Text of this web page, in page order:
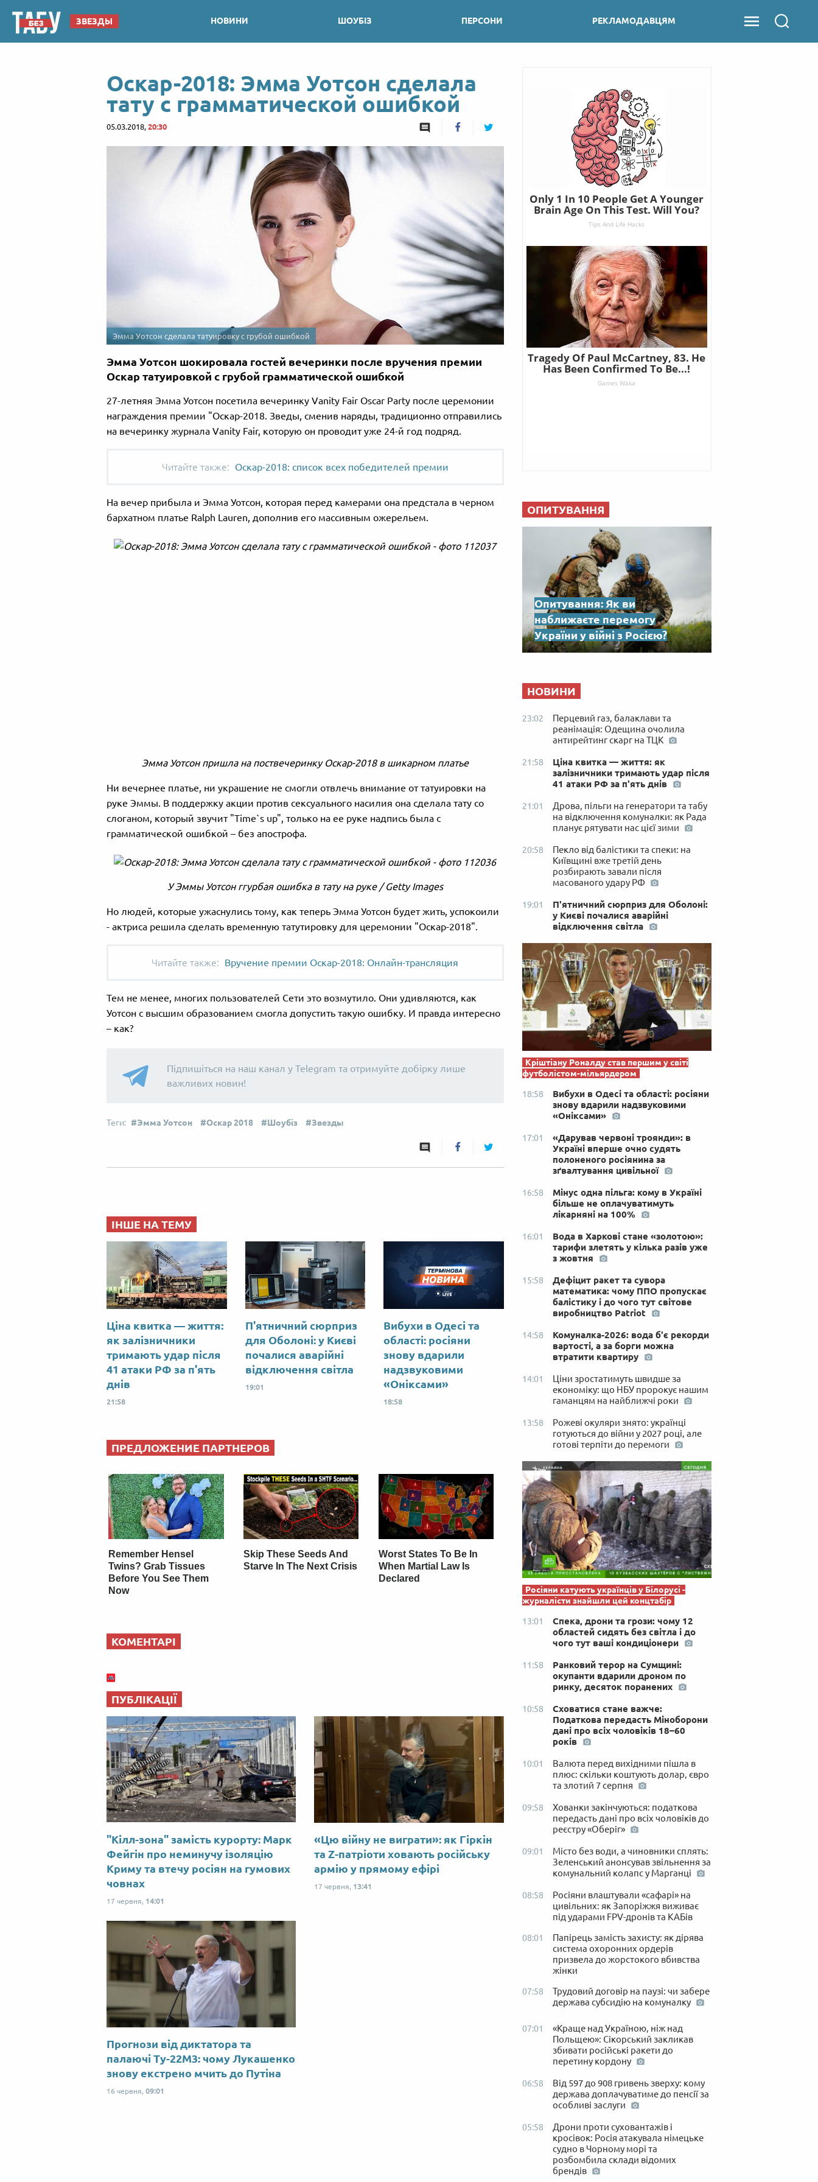
ЗВЕЗДЫ НОВИНИ ШОУБІЗ ПЕРСОНИ РЕКЛАМОДАВЦЯМ
Оскар-2018: Эмма Уотсон сделала
тату с грамматической ошибкой
05.03.2018, 20:30
Эмма Уотсон сделала татуировку с грубой ошибкой
Эмма Уотсон шокировала гостей вечеринки после вручения премии
Оскар татуировкой с грубой грамматической ошибкой
27-летняя Эмма Уотсон посетила вечеринку Vanity Fair Oscar Party после церемонии
награждения премии "Оскар-2018. Зведы, сменив наряды, традиционно отправились
на вечеринку журнала Vanity Fair, которую он проводит уже 24-й год подряд.
Оскар-2018: список всех победителей премии
На вечер прибыла и Эмма Уотсон, которая перед камерами она предстала в черном
бархатном платье Ralph Lauren, дополнив его массивным ожерельем.
Эмма Уотсон пришла на поствечеринку Оскар-2018 в шикарном платье
Ни вечернее платье, ни украшение не смогли отвлечь внимание от татуировки на
руке Эммы. В поддержку акции против сексуального насилия она сделала тату со
слоганом, который звучит "Time`s up", только на ее руке надпись была с
грамматической ошибкой – без апострофа.
У Эммы Уотсон ггурбая ошибка в тату на руке / Getty Images
Но людей, которые ужаснулись тому, как теперь Эмма Уотсон будет жить, успокоили
- актриса решила сделать временную татутировку для церемонии "Оскар-2018".
Вручение премии Оскар-2018: Онлайн-трансляция
Тем не менее, многих пользователей Сети это возмутило. Они удивляются, как
Уотсон с высшим образованием смогла допустить такую ошибку. И правда интересно
– как?
Підпишіться на наш канал у Telegram та отримуйте добірку лише
важливих новин!
Эмма Уотсон Оскар 2018 Шоубіз Звезды
ІНШЕ НА ТЕМУ
Ціна квитка — життя:
як залізничники
тримають удар після
41 атаки РФ за п'ять
днів
21:58
П'ятничний сюрприз
для Оболоні: у Києві
почалися аварійні
відключення світла
19:01
Вибухи в Одесі та
області: росіяни
знову вдарили
надзвуковими
«Оніксами»
18:58
ПРЕДЛОЖЕНИЕ ПАРТНЕРОВ
Remember Hensel
Twins? Grab Tissues
Before You See Them
Now
Skip These Seeds And
Starve In The Next Crisis
Worst States To Be In
When Martial Law Is
Declared
КОМЕНТАРІ
ПУБЛІКАЦІЇ
"Кілл-зона" замість курорту: Марк
Фейгін про неминучу ізоляцію
Криму та втечу росіян на гумових
човнах
17 червня, 14:01
«Цю війну не виграти»: як Гіркін
та Z-патріоти ховають російську
армію у прямому ефірі
17 червня, 13:41
Прогнози від диктатора та
палаючі Ту-22М3: чому Лукашенко
знову екстрено мчить до Путіна
16 червня, 09:01
ОПИТУВАННЯ
Опитування: Як ви
наближаєте перемогу
України у війні з Росією?
НОВИНИ
23:02
Перцевий газ, балаклави та
реанімація: Одещина очолила
антирейтинг скарг на ТЦК
21:58
Ціна квитка — життя: як
залізничники тримають удар після
41 атаки РФ за п'ять днів
21:01
Дрова, пільги на генератори та табу
на відключення комуналки: як Рада
планує рятувати нас цієї зими
20:58
Пекло від балістики та спеки: на
Київщині вже третій день
розбирають завали після
масованого удару РФ
19:01
П'ятничний сюрприз для Оболоні:
у Києві почалися аварійні
відключення світла
Кріштіану Роналду став першим у світі
футболістом-мільярдером
18:58
Вибухи в Одесі та області: росіяни
знову вдарили надзвуковими
«Оніксами»
17:01
«Дарував червоні троянди»: в
Україні вперше очно судять
полоненого росіянина за
зґвалтування цивільної
16:58
Мінус одна пільга: кому в Україні
більше не оплачуватимуть
лікарняні на 100%
16:01
Вода в Харкові стане «золотою»:
тарифи злетять у кілька разів уже
з жовтня
15:58
Дефіцит ракет та сувора
математика: чому ППО пропускає
балістику і до чого тут світове
виробництво Patriot
14:58
Комуналка-2026: вода б'є рекорди
вартості, а за борги можна
втратити квартиру
14:01
Ціни зростатимуть швидше за
економіку: що НБУ пророкує нашим
гаманцям на найближчі роки
13:58
Рожеві окуляри знято: українці
готуються до війни у 2027 році, але
готові терпіти до перемоги
Росіяни катують українців у Білорусі -
журналісти знайшли цей концтабір
13:01
Спека, дрони та грози: чому 12
областей сидять без світла і до
чого тут ваші кондиціонери
11:58
Ранковий терор на Сумщині:
окупанти вдарили дроном по
ринку, десяток поранених
10:58
Сховатися стане важче:
Податкова передасть Міноборони
дані про всіх чоловіків 18–60
років
10:01
Валюта перед вихідними пішла в
плюс: скільки коштують долар, євро
та злотий 7 серпня
09:58
Хованки закінчуються: податкова
передасть дані про всіх чоловіків до
реєстру «Оберіг»
09:01
Місто без води, а чиновники сплять:
Зеленський анонсував звільнення за
комунальний колапс у Марганці
08:58
Росіяни влаштували «сафарі» на
цивільних: як Запоріжжя виживає
під ударами FPV-дронів та КАБів
08:01
Папірець замість захисту: як дірява
система охоронних ордерів
призвела до жорстокого вбивства
жінки
07:58
Трудовий договір на паузі: чи забере
держава субсидію на комуналку
07:01
«Краще над Україною, ніж над
Польщею»: Сікорський закликав
збивати російські ракети до
перетину кордону
06:58
Від 597 до 908 гривень зверху: кому
держава доплачуватиме до пенсії за
особливі заслуги
05:58
Дрони проти суховантажів і
кросівок: Росія атакувала німецьке
судно в Чорному морі та
розбомбила склади відомих
брендів